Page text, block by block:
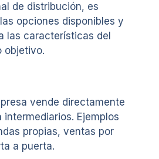
de distribución, es
opciones disponibles y
las características del
objetivo.
vende directamente
Ejemplos
propias, ventas por
a puerta.